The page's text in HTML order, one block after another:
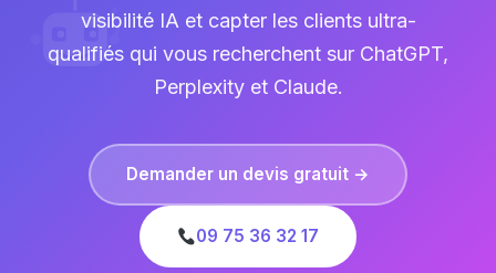
visibilité IA et capter les clients ultra-
qualifiés qui vous recherchent sur ChatGPT,
Perplexity et Claude.
Demander un devis gratuit →
09 75 36 32 17